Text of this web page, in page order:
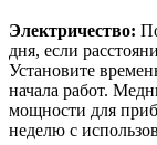
Электричество:
дня, если
Установите
начала работ.
мощности для
неделю с